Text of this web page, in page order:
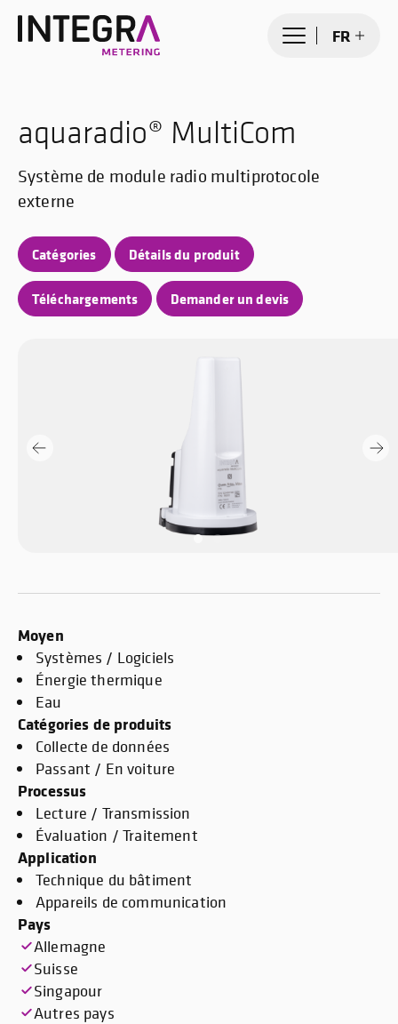
FR
aquaradio® MultiCom
Système de module radio multiprotocole
externe
Catégories Détails du produit
Téléchargements Demander un devis
Moyen
Systèmes / Logiciels
Énergie thermique
Eau
Catégories de produits
Collecte de données
Passant / En voiture
Processus
Lecture / Transmission
Évaluation / Traitement
Application
Technique du bâtiment
Appareils de communication
Pays
Allemagne
Suisse
Singapour
Autres pays